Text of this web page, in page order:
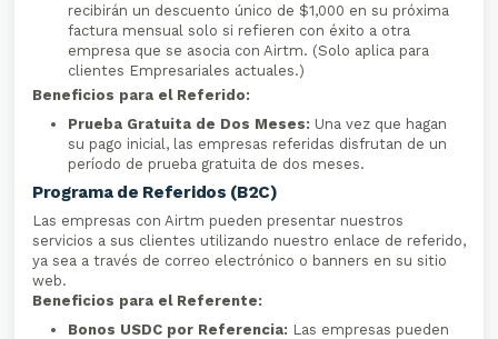
recibirán un descuento único de $1,000 en su próxima
factura mensual solo si refieren con éxito a otra
empresa que se asocia con Airtm. (Solo aplica para
clientes Empresariales actuales.)
Beneficios para el Referido:
Prueba Gratuita de Dos Meses: Una vez que hagan
su pago inicial, las empresas referidas disfrutan de un
período de prueba gratuita de dos meses.
Programa de Referidos (B2C)
Las empresas con Airtm pueden presentar nuestros
servicios a sus clientes utilizando nuestro enlace de referido,
ya sea a través de correo electrónico o banners en su sitio
web.
Beneficios para el Referente:
Bonos USDC por Referencia: Las empresas pueden